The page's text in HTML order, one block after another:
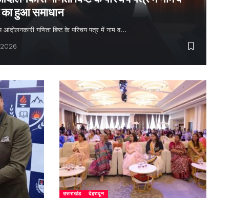
हुआ समाधान
आंदोलनकारी गणिता बिष्ट के परिचय पत्र में नाम व…
उत्तराखंड देहरादून